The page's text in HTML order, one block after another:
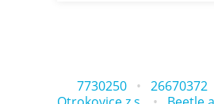
7730250 26670372